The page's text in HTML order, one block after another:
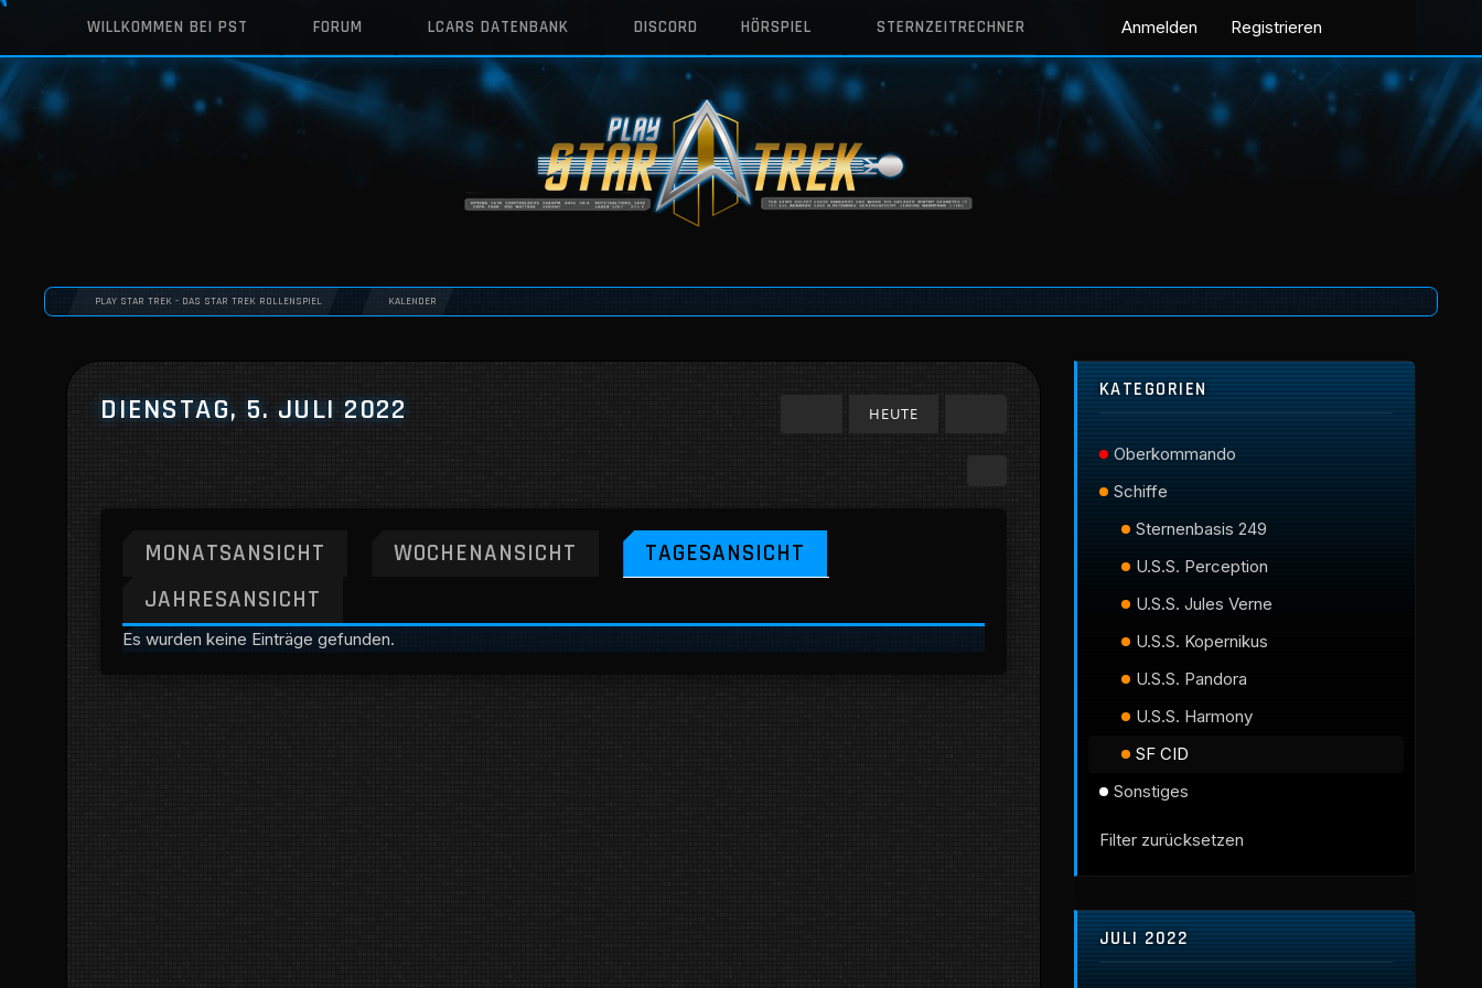
WILLKOMMEN BEI PST FORUM LCARS DATENBANK DISCORD HÖRSPIEL STERNZEITRECHNER Anmelden Registrieren
PLAY STAR TREK - DAS STAR TREK ROLLENSPIEL KALENDER
DIENSTAG, 5. JULI 2022 HEUTE
MONATSANSICHT WOCHENANSICHT
TAGESANSICHT
JAHRESANSICHT
Es wurden keine Einträge gefunden.
KATEGORIEN
Oberkommando
Schiffe
Sternenbasis 249
U.S.S. Perception
U.S.S. Jules Verne
U.S.S. Kopernikus
U.S.S. Pandora
U.S.S. Harmony
SF CID
Sonstiges
Filter zurücksetzen
JULI 2022